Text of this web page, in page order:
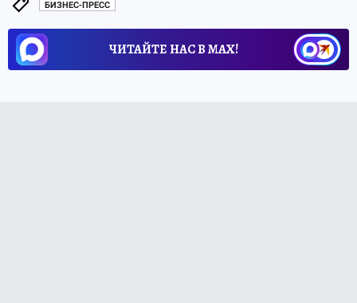
БИЗНЕС-ПРЕСС
ЧИТАЙТЕ НАС В МАХ!